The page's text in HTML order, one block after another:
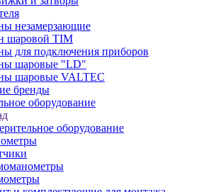
незамерзающие
шаровой TIM
для подключения приборов
шаровые "LD"
шаровые VALTEC
бренды
оборудование
оборудование